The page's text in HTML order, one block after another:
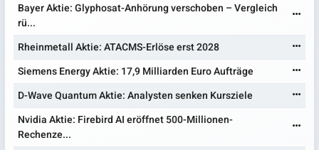
Bayer Aktie: Glyphosat-Anhörung verschoben – Vergleich
rü...
Rheinmetall Aktie: ATACMS-Erlöse erst 2028
Siemens Energy Aktie: 17,9 Milliarden Euro Aufträge
D-Wave Quantum Aktie: Analysten senken Kursziele
Nvidia Aktie: Firebird AI eröffnet 500-Millionen-
Rechenze...